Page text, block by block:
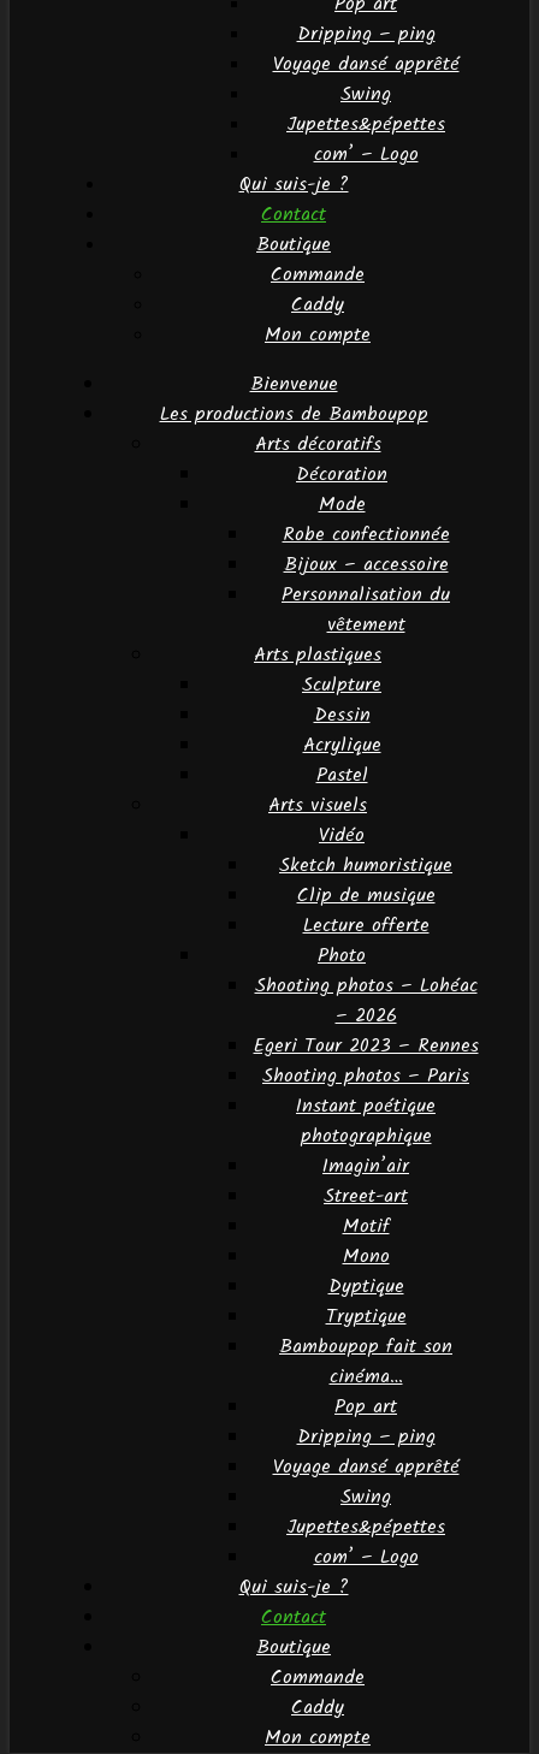
Dripping – ping
Voyage dansé apprêté
Swing
Jupettes&pépettes
com’ – Logo
Qui suis-je ?
Contact
Boutique
Commande
Caddy
Mon compte
Bienvenue
Les productions de Bamboupop
Arts décoratifs
Décoration
Mode
Robe confectionnée
Bijoux – accessoire
Personnalisation du
vêtement
Arts plastiques
Sculpture
Dessin
Acrylique
Pastel
Arts visuels
Vidéo
Sketch humoristique
Clip de musique
Lecture offerte
Photo
Shooting photos – Lohéac
– 2026
Egeri Tour 2023 – Rennes
Shooting photos – Paris
Instant poétique
photographique
Imagin’air
Street-art
Motif
Mono
Dyptique
Tryptique
Bamboupop fait son
cinéma…
Pop art
Dripping – ping
Voyage dansé apprêté
Swing
Jupettes&pépettes
com’ – Logo
Qui suis-je ?
Contact
Boutique
Commande
Caddy
Mon compte